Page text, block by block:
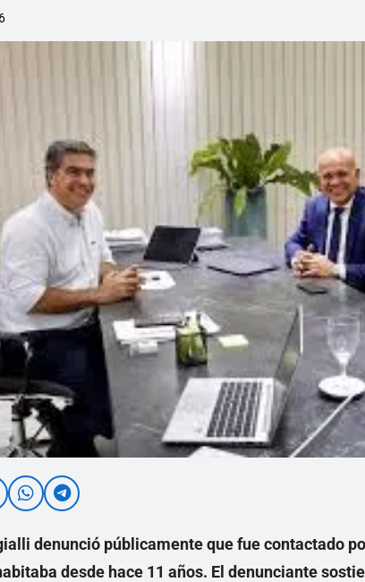
denunció públicamente que fue contactado
desde hace 11 años. El denunciante